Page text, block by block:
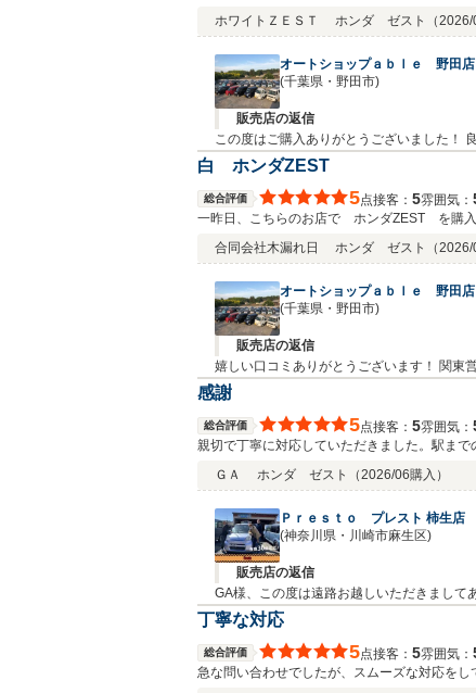
際は、また購入させて頂きます。
ホワイトＺＥＳＴ ホンダ ゼスト （
オートショップａｂｌｅ 野田店
(千葉県・野田市)
販売店の返信
この度はご購入ありがとうございました！
白 ホンダZEST
総合評価 5点接客： 5雰囲気：
一昨日、こちらのお店で ホンダZEST を購入
能ですので安価で自動車を購入できるお店を見つけれ
ては良いお店だと思います。
合同会社木漏れ日 ホンダ ゼスト （
オートショップａｂｌｅ 野田店
(千葉県・野田市)
販売店の返信
嬉しい口コミありがとうございます！ 関東
感謝
総合評価 5点接客： 5雰囲気：
親切で丁寧に対応していただきました。駅ま
ＧＡ
ホンダ ゼスト （2026/06購入）
Ｐｒｅｓｔｏ プレスト 柿生店
(神奈川県・川崎市麻生区)
販売店の返信
GA様、この度は遠路お越しいただきまして
丁寧な対応
総合評価 5点接客： 5雰囲気：